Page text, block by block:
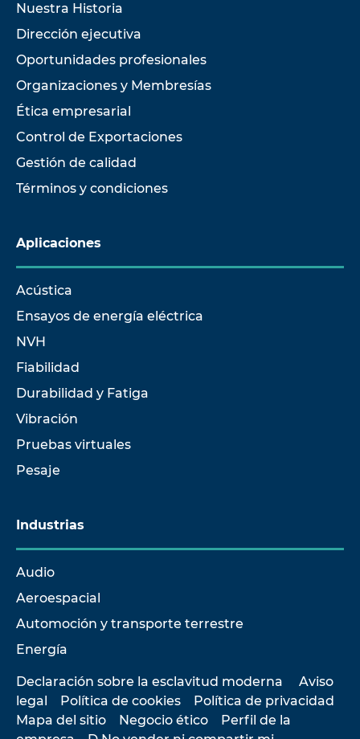
Nuestra Historia
Dirección ejecutiva
Oportunidades profesionales
Organizaciones y Membresías
Ética empresarial
Control de Exportaciones
Gestión de calidad
Términos y condiciones
Aplicaciones
Acústica
Ensayos de energía eléctrica
NVH
Fiabilidad
Durabilidad y Fatiga
Vibración
Pruebas virtuales
Pesaje
Industrias
Audio
Aeroespacial
Automoción y transporte terrestre
Energía
Declaración sobre la esclavitud moderna
Aviso
legal
Política de cookies
Política de privacidad
Mapa del sitio
Negocio ético
Perfil de la